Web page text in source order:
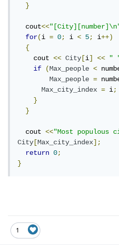
}
  cout
<<
for(i = 0; i < 5; i++)
{
    cout
<< City [i] << "
if
(Max_people <
Max_people
=
Max_city_index
= i;
}
}
  cout
<<"Most populous
City [Max_city_index];
return
0;
}
1